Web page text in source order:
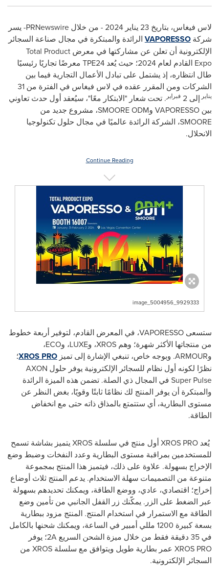
لاس فيغاس، بتاريخ 23 يناير 2024 - من خلال PRNewswire- يسر
شركة VAPORESSO الرائدة والمبتكرة في مجال صناعة السجائر
الإلكترونية أن تعلن عن مشاركتها في معرض Total Product
Expo القادم لعام 2024؛ حيث يُعد TPE24 معرضًا تجاريًا رئيسيًا
طال انتظاره، إذ يشتمل على تبادل الأعمال التجارية فيما بين
الشركات ومن المقرر عقده في لاس فيغاس في الفترة من 31
يناير إلى 2 فبراير. تحت شعار "الابتكار معًا"، سيُعقد أول حدث تعاوني
بين VAPORESSO وSMOORE ODM، مشروع جديد من
SMOORE، الشركة الرائدة عالميًا في مجال حلول تكنولوجيا
الانحلال.
Continue Reading
image_5004956_9929333
ستسعى VAPORESSO، في المعرض القادم، لتوفير أربعة خطوط
من منتجاتها الأكثر شهرة؛ وهم XROS، وLUXE، وECO،
وARMOUR. وبوجه خاص، تنبغي الإشارة إلى تميز
XROS PRO؛
نظرًا لكونه أول نظام للسجائر الإلكترونية يوفر حلول AXON
Super Pulse في المجال ذي الصلة. تضمن هذه الميزة الرائدة
والمبتكرة أن يوفر المنتج لك نظامًا ثابتًا وقويًا، بغض النظر عن
مستوى البطارية، أي ستتمتع بالمذاق ذاته حتى مع انخفاض
الطاقة.
يُعد XROS PRO أول منتج في سلسلة XROS يتميز بشاشة تسمح
للمستخدمين بمراقبة مستوى البطارية وعدد النفخات وضبط وضع
الإخراج بسهولة. علاوة على ذلك، فيتميز هذا المنتج بمجموعة
متنوعة من التصميمات سهلة الاستخدام. يدعم المنتج ثلاث أوضاع
إخراج؛ اقتصادي، عادي، ووضع الطاقة، ويمكنك تحديدهم بسهولة
عبر الضغط على الزر. يمكّنك زر القفل الجانبي من تأمين وضع
الطاقة مع الاستمرار في استخدام المنتج. المنتج مزود ببطارية
بسعة كبيرة 1200 مللي أمبير في الساعة، ويمكنك شحنها بالكامل
في 35 دقيقة فقط من خلال ميزة الشحن السريع 2A؛ يوفر
XROS PRO عمر بطارية طويل ويتوافق مع سلسلة XROS من
السجائر الإلكترونية.